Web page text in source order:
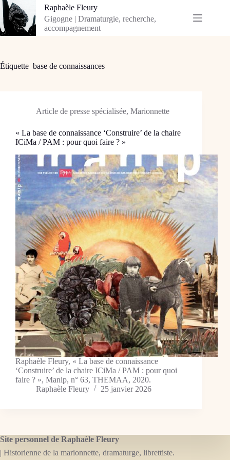
Passer
contenu
Raphaèle Fleury
Gigogne | Dramaturgie, recherche,
accompagnement
Étiquette base de connaissances
Article de presse spécialisée, Marionnette
« La base de connaissance ‘Construire’ de la chaire
ICiMa / PAM : pour quoi faire ? »
Raphaèle Fleury, « La base de connaissance
‘Construire’ de la chaire ICiMa / PAM : pour quoi
faire ? », Manip, n° 63, THEMAA, 2020.
Raphaèle Fleury
25 janvier 2026
Site personnel de Raphaèle Fleury
| Historienne de la marionnette, dramaturge, librettiste.